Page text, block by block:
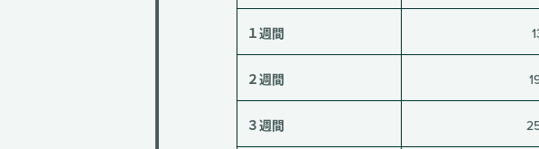
１週間
２週間
３週間